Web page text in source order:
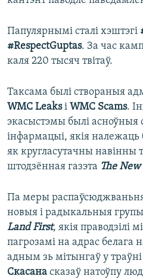
Папулярнымі сталі хэштэгі
#RespectGuptas. За час
каля 220 тысяч твітаў.
Таксама былі створаныя
WMC Leaksі WMC Scams.
экасыстэмы былі асноўныя
інфармацыі, якія
як кругласутачны навінны
штодзённая газэта The New
Па меры распаўсюджваньня
новыя і радыкальныя
Land First, якія праводзілі
пагрозамі на адрас белага
адным зь мітынгаў у траўні
Скасана сказаў натоўпу